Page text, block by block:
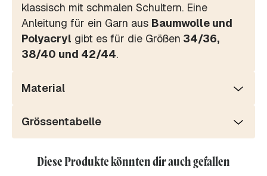
klassisch mit schmalen Schultern. Eine
Anleitung für ein Garn aus Baumwolle und
Polyacryl gibt es für die Größen 34/36,
38/40 und 42/44.
Material
Grössentabelle
Diese Produkte könnten dir auch gefallen